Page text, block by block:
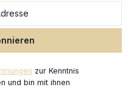
zur Kenntnis
und bin mit ihnen